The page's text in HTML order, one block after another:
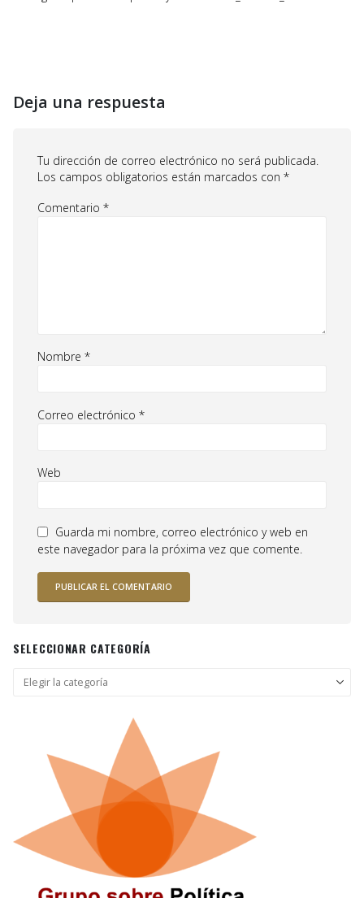
Deja una respuesta
Tu dirección de correo electrónico no será publicada.
Los campos obligatorios están marcados con *
Comentario *
Nombre *
Correo electrónico *
Web
Guarda mi nombre, correo electrónico y web en
este navegador para la próxima vez que comente.
SELECCIONAR CATEGORÍA
Seleccionar
categoría